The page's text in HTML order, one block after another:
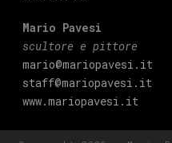
Mario Pavesi
scultore e pittore
mario@mariopavesi.it
staff@mariopavesi.it
www.mariopavesi.it